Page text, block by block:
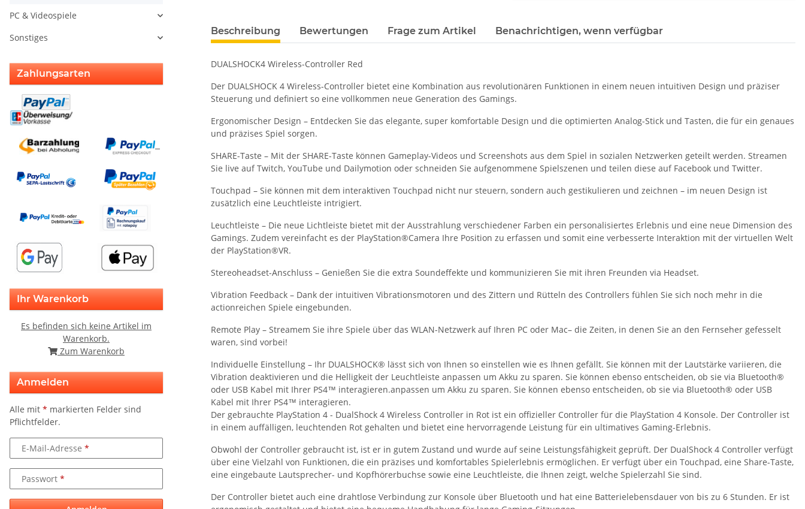
weitere Registerkarten anzeigen
Beschreibung Bewertungen Frage zum Artikel Benachrichtigen, wenn verfügbar
DUALSHOCK4 Wireless-Controller Red
Der DUALSHOCK 4 Wireless-Controller bietet eine Kombination aus revolutionären Funktionen in einem neuen intuitiven Design und präziser
Steuerung und definiert so eine vollkommen neue Generation des Gamings.
Ergonomischer Design – Entdecken Sie das elegante, super komfortable Design und die optimierten Analog-Stick und Tasten, die für ein genaues
und präzises Spiel sorgen.
SHARE-Taste – Mit der SHARE-Taste können Gameplay-Videos und Screenshots aus dem Spiel in sozialen Netzwerken geteilt werden. Streamen
Sie live auf Twitch, YouTube und Dailymotion oder schneiden Sie aufgenommene Spielszenen und teilen diese auf Facebook und Twitter.
Touchpad – Sie können mit dem interaktiven Touchpad nicht nur steuern, sondern auch gestikulieren und zeichnen – im neuen Design ist
zusätzlich eine Leuchtleiste intrigiert.
Leuchtleiste – Die neue Lichtleiste bietet mit der Ausstrahlung verschiedener Farben ein personalisiertes Erlebnis und eine neue Dimension des
Gamings. Zudem vereinfacht es der PlayStation®Camera Ihre Position zu erfassen und somit eine verbesserte Interaktion mit der virtuellen Welt
der PlayStation®VR.
Stereoheadset-Anschluss – Genießen Sie die extra Soundeffekte und kommunizieren Sie mit ihren Freunden via Headset.
Vibration Feedback – Dank der intuitiven Vibrationsmotoren und des Zittern und Rütteln des Controllers fühlen Sie sich noch mehr in die
actionreichen Spiele eingebunden.
Remote Play – Streamem Sie ihre Spiele über das WLAN-Netzwerk auf Ihren PC oder Mac– die Zeiten, in denen Sie an den Fernseher gefesselt
waren, sind vorbei!
Individuelle Einstellung – Ihr DUALSHOCK® lässt sich von Ihnen so einstellen wie es Ihnen gefällt. Sie können mit der Lautstärke variieren, die
Vibration deaktivieren und die Helligkeit der Leuchtleiste anpassen um Akku zu sparen. Sie können ebenso entscheiden, ob sie via Bluetooth®
oder USB Kabel mit Ihrer PS4™ interagieren.anpassen um Akku zu sparen. Sie können ebenso entscheiden, ob sie via Bluetooth® oder USB
Kabel mit Ihrer PS4™ interagieren.
Der gebrauchte PlayStation 4 - DualShock 4 Wireless Controller in Rot ist ein offizieller Controller für die PlayStation 4 Konsole. Der Controller ist
in einem auffälligen, leuchtenden Rot gehalten und bietet eine hervorragende Leistung für ein ultimatives Gaming-Erlebnis.
Obwohl der Controller gebraucht ist, ist er in gutem Zustand und wurde auf seine Leistungsfähigkeit geprüft. Der DualShock 4 Controller verfügt
über eine Vielzahl von Funktionen, die ein präzises und komfortables Spielerlebnis ermöglichen. Er verfügt über ein Touchpad, eine Share-Taste,
eine eingebaute Lautsprecher- und Kopfhörerbuchse sowie eine Leuchtleiste, die Ihnen zeigt, welche Spielerzahl Sie sind.
Der Controller bietet auch eine drahtlose Verbindung zur Konsole über Bluetooth und hat eine Batterielebensdauer von bis zu 6 Stunden. Er ist
PC & Videospiele
Sonstiges
Zahlungsarten
Ihr Warenkorb
Es befinden sich keine Artikel im
Warenkorb.
Zum Warenkorb
Anmelden
Alle mit * markierten Felder sind
Pflichtfelder.
E-Mail-Adresse
Passwort